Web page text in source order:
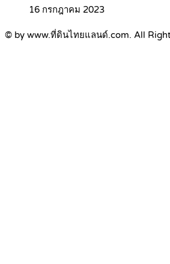
16 กรกฎาคม 2023
© by www.ที่ดินไทยแลนด์.com. All